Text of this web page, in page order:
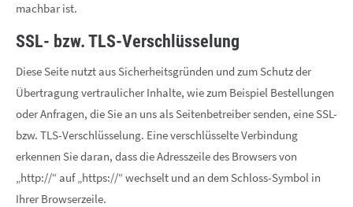
machbar ist.
SSL- bzw. TLS-Verschlüsselung
Diese Seite nutzt aus Sicherheitsgründen und zum Schutz der
Übertragung vertraulicher Inhalte, wie zum Beispiel Bestellungen
oder Anfragen, die Sie an uns als Seitenbetreiber senden, eine SSL-
bzw. TLS-Verschlüsselung. Eine verschlüsselte Verbindung
erkennen Sie daran, dass die Adresszeile des Browsers von
„http://“ auf „https://“ wechselt und an dem Schloss-Symbol in
Ihrer Browserzeile.